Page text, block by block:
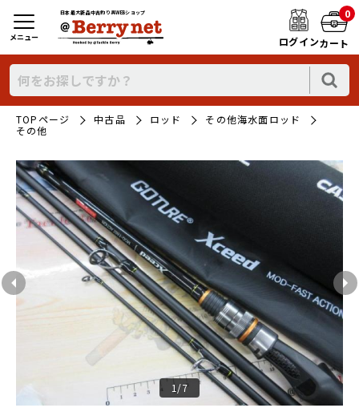
日本最大新品中古釣り具WEBショップ
ログイン
0
カート
メニュー
TOPページ 中古品 ロッド
その他海水面ロッド
その他
1/7